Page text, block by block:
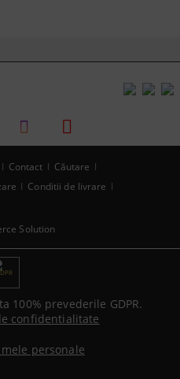
Solution
Contact
Căutare
Conditii de livrare
100% prevederile GDPR.
confidentialitate
personale